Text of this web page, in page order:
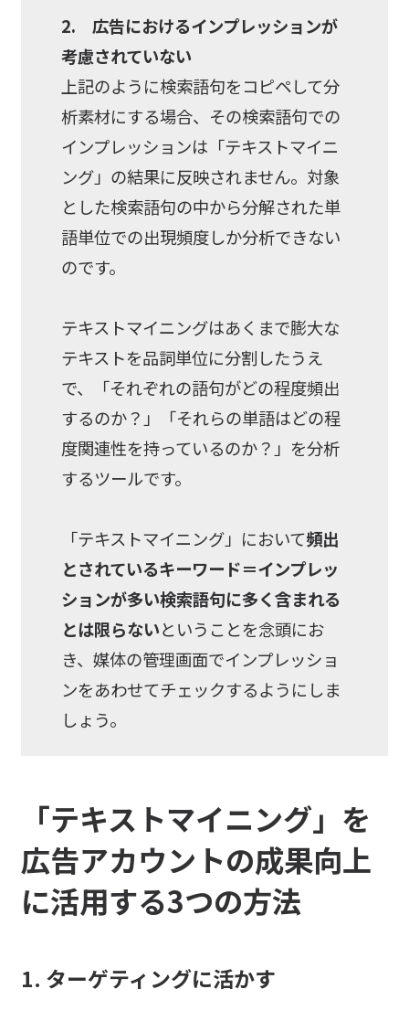
2. 広告におけるインプレッションが
考慮されていない
上記のように検索語句をコピペして分
析素材にする場合、その検索語句での
インプレッションは「テキストマイニ
ング」の結果に反映されません。対象
とした検索語句の中から分解された単
語単位での出現頻度しか分析できない
のです。
テキストマイニングはあくまで膨大な
テキストを品詞単位に分割したうえ
で、「それぞれの語句がどの程度頻出
するのか？」「それらの単語はどの程
度関連性を持っているのか？」を分析
するツールです。
「テキストマイニング」において頻出
とされているキーワード＝インプレッ
ションが多い検索語句に多く含まれる
とは限らないということを念頭にお
き、媒体の管理画面でインプレッショ
ンをあわせてチェックするようにしま
しょう。
「テキストマイニング」を
広告アカウントの成果向上
に活用する3つの方法
1. ターゲティングに活かす